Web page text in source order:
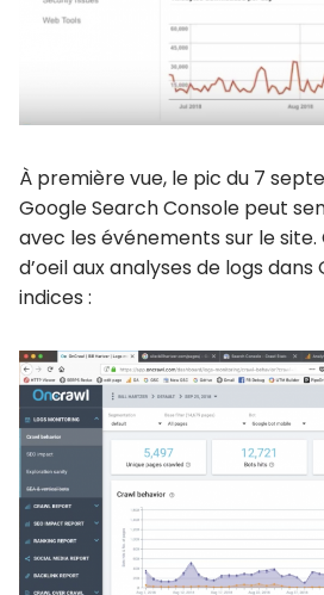
À première vue, le pic du 7
Google Search Console peut
avec les événements sur le
d’oeil aux analyses de logs
indices :